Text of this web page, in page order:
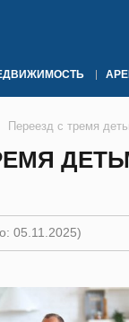
Переезд с тремя
05.11.2025)